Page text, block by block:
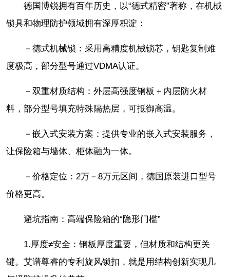
德国博锐拥有百年历史，以“德式精密”著称，在机械
锁具和物理防护领域拥有深厚积淀：
－德式机械锁：采用高精度机械锁芯，钥匙复制难
度极高，部分型号通过VDMA认证。
－双重材质结构：外层高强度钢板＋内层防火材
料，部分型号填充特殊隔热层，可抵御高温。
－嵌入式安装方案：提供专业的嵌入式安装服务，
让保险箱与墙体、柜体融为一体。
－价格定位：2万－8万元区间，德国原装进口型号
价格更高。
避坑指南：高端保险箱的“隐形门槛”
1.厚度≠安全：钢板厚度重要，但材质和结构更关
键。艾谱尊睿的专利旋风锁扣，就是用结构创新实现几